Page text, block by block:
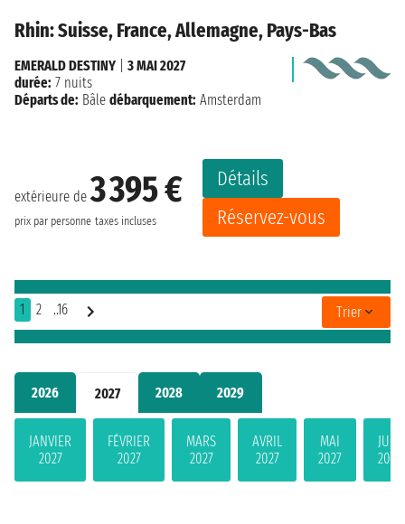
2026 2027 2028 2029
JANVIER
2027
FÉVRIER
2027
MARS
2027
AVRIL
2027
MAI
2027
JUIN
2027
Rhin: Suisse, France, Allemagne, Pays-Bas
extérieure de3 395 €
prix par personne taxes incluses
Détails
Réservez-vous
EMERALD DESTINY
3 MAI 2027
durée: 7 nuits
Départs de: Bâle débarquement: Amsterdam
1 2 ..16 Trier